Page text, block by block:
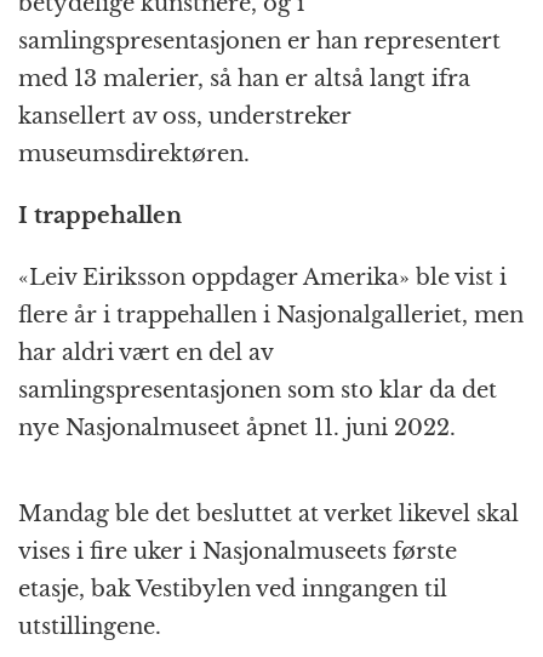
samlingspresentasjonen er han representert
med 13 malerier, så han er altså langt ifra
kansellert av oss, understreker
museumsdirektøren.
I trappehallen
«Leiv Eiriksson oppdager Amerika» ble vist i
flere år i trappehallen i Nasjonalgalleriet, men
har aldri vært en del av
samlingspresentasjonen som sto klar da det
nye Nasjonalmuseet åpnet 11. juni 2022.
Mandag ble det besluttet at verket likevel skal
vises i fire uker i Nasjonalmuseets første
etasje, bak Vestibylen ved inngangen til
utstillingene.